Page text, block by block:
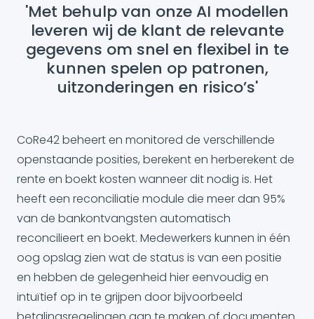
'Met behulp van onze AI modellen
leveren wij de klant de relevante
gegevens om snel en flexibel in te
kunnen spelen op patronen,
uitzonderingen en risico’s'
CoRe42 beheert en monitored de verschillende
openstaande posities, berekent en herberekent de
rente en boekt kosten wanneer dit nodig is. Het
heeft een reconciliatie module die meer dan 95%
van de bankontvangsten automatisch
reconcilieert en boekt. Medewerkers kunnen in één
oog opslag zien wat de status is van een positie
en hebben de gelegenheid hier eenvoudig en
intuïtief op in te grijpen door bijvoorbeeld